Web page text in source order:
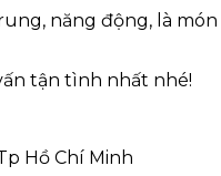
năng động, là
tận tình nhất nhé!
Hồ Chí Minh